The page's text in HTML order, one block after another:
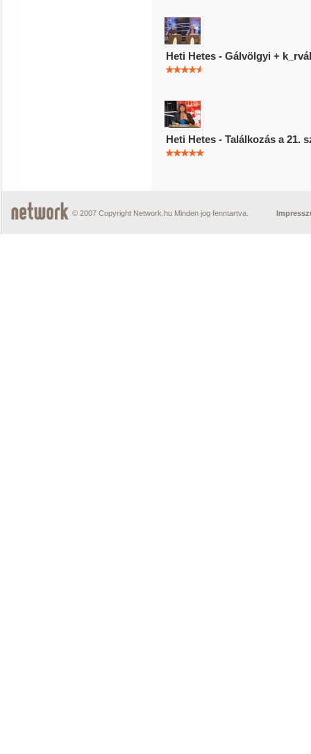
Heti Hetes - Gálvölgyi +
Heti Hetes - Találkozás a 21.
© 2007 Copyright Network.hu Minden jog fenntartva.